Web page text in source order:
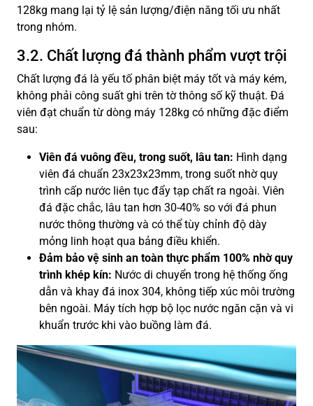
128kg mang lại tỷ lệ sản lượng/điện năng tối ưu nhất
trong nhóm.
3.2. Chất lượng đá thành phẩm vượt trội
Chất lượng đá là yếu tố phân biệt máy tốt và máy kém,
không phải công suất ghi trên tờ thông số kỹ thuật. Đá
viên đạt chuẩn từ dòng máy 128kg có những đặc điểm
sau:
Viên đá vuông đều, trong suốt, lâu tan: Hình dạng
viên đá chuẩn 23x23x23mm, trong suốt nhờ quy
trình cấp nước liên tục đẩy tạp chất ra ngoài. Viên
đá đặc chắc, lâu tan hơn 30-40% so với đá phun
nước thông thường và có thể tùy chỉnh độ dày
mỏng linh hoạt qua bảng điều khiển.
Đảm bảo vệ sinh an toàn thực phẩm 100% nhờ quy
trình khép kín: Nước di chuyển trong hệ thống ống
dẫn và khay đá inox 304, không tiếp xúc môi trường
bên ngoài. Máy tích hợp bộ lọc nước ngăn cặn và vi
khuẩn trước khi vào buồng làm đá.